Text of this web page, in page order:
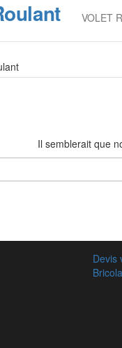
VOLET
Il semblerait que
Devis